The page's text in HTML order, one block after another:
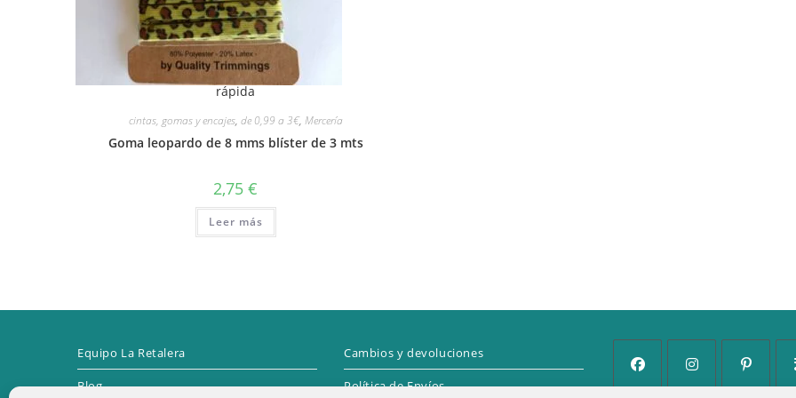
rápida
cintas, gomas y encajes, de 0,99 a 3€, Mercería
Goma leopardo de 8 mms blíster de 3 mts
2,75€
Leer más
Equipo La Retalera
Blog
Cambios y devoluciones
Política de Envíos